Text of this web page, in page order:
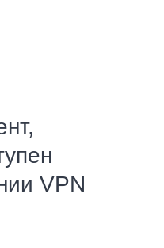
VPN